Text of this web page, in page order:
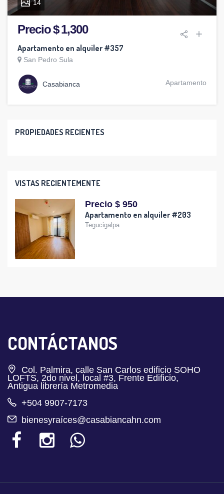
14
Precio $ 1,300
Apartamento en alquiler #357
San Pedro Sula
Casabianca Apartamento
PROPIEDADES RECIENTES
VISTAS RECIENTEMENTE
Precio $ 950
Apartamento en alquiler #203
Tegucigalpa
CONTÁCTANOS
Col. Palmira, calle San Carlos edificio SOHO
LOFTS, 2do nivel, local #3, Frente Edificio,
Antigua librería Metromedia
+504 9907-7173
bienesyraíces@casabiancahn.com